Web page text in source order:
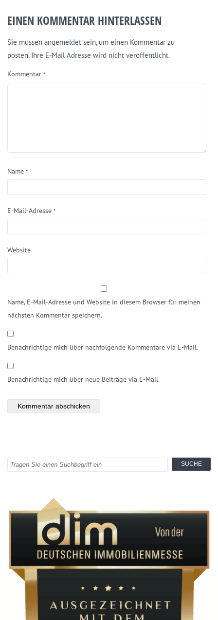
EINEN KOMMENTAR HINTERLASSEN
Sie müssen angemeldet sein, um einen Kommentar zu
posten. Ihre E-Mail Adresse wird nicht veröffentlicht.
Kommentar *
Name *
E-Mail-Adresse *
Website
Name, E-Mail-Adresse und Website in diesem Browser für meinen
nächsten Kommentar speichern.
Benachrichtige mich über nachfolgende Kommentare via E-Mail.
Benachrichtige mich über neue Beiträge via E-Mail.